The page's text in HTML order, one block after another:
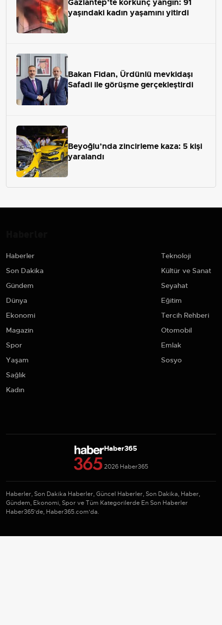
yaşındaki kadın yaşamını yitirdi
Bakan Fidan, Ürdünlü mevkidaşı
Safadi ile görüşme gerçekleştirdi
Beyoğlu’nda zincirleme kaza: 5 kişi
yaralandı
Haberler
Son Dakika
Gündem
Dünya
Ekonomi
Magazin
Spor
Yaşam
Sağlık
Kadın
Teknoloji
Kültür ve Sanat
Seyahat
Eğitim
Tercih Rehberi
Otomobil
Emlak
Sosyo
Haber365
2026 Haber365
Haberler, Son Dakika Haberler, Güncel Haberler, Son Dakika, Haber,
Gündem, Ekonomi, Spor ve Tüm Kategorilerde En Son Haberler
Haber365'de, Haber365.com'da.